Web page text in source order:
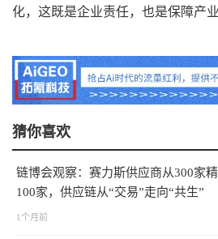
化，这既是企业责任，也是保障产
猜你喜欢
链博会观察：赛力斯供应商从300家
100家，供应链从“交易”走向“共生”
1个月前